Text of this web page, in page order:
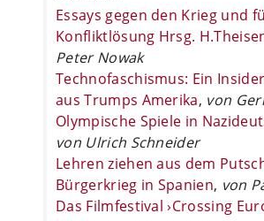
Essays gegen den Krieg und
Konfliktlösung Hrsg.
Peter Nowak
Technofaschismus: Ein
aus Trumps Amerika, von
Olympische Spiele in
von Ulrich Schneider
Lehren ziehen aus dem
Bürgerkrieg in Spanien, von
Das Filmfestival ›Crossing